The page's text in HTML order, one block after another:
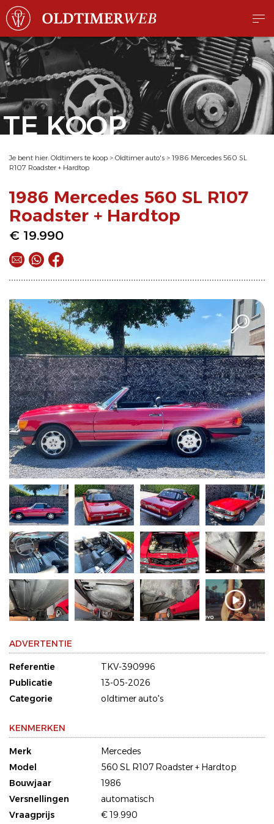
TE KOOP
Je bent hier: Oldtimers te koop > Oldtimer auto's > 1986 Mercedes 560 SL
R107 Roadster + Hardtop
1986 Mercedes 560 SL R107
Roadster + Hardtop
€ 19.990
ADVERTENTIE
Referentie
TKV-390996
Publicatie
13-05-2026
Categorie
oldtimer auto's
KENMERKEN
Merk
Mercedes
Model
560 SL R107 Roadster + Hardtop
Bouwjaar
1986
Versnellingen
automatisch
Vraagprijs
€ 19.990